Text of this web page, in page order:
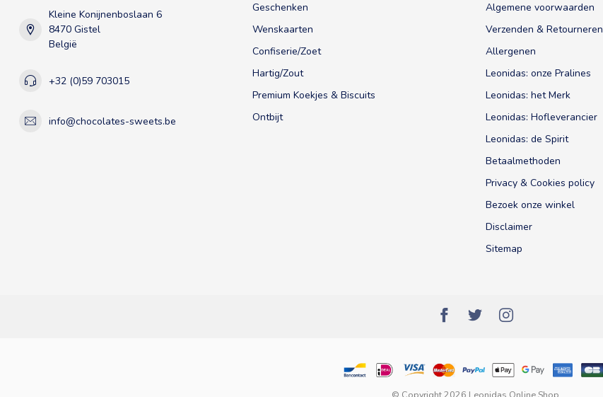
Kleine Konijnenboslaan 6
8470 Gistel
België
+32 (0)59 703015
info@chocolates-sweets.be
Geschenken
Wenskaarten
Confiserie/Zoet
Hartig/Zout
Premium Koekjes & Biscuits
Ontbijt
Algemene voorwaarden
Verzenden & Retourneren
Allergenen
Leonidas: onze Pralines
Leonidas: het Merk
Leonidas: Hofleverancier
Leonidas: de Spirit
Betaalmethoden
Privacy & Cookies policy
Bezoek onze winkel
Disclaimer
Sitemap